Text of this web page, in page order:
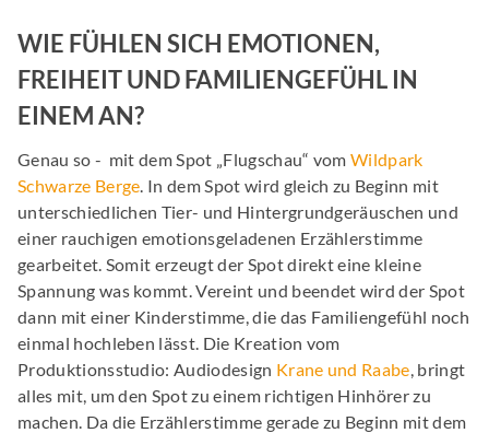
WIE FÜHLEN SICH EMOTIONEN,
FREIHEIT UND FAMILIENGEFÜHL IN
EINEM AN?
Genau so - mit dem Spot „Flugschau“ vomWildpark
Schwarze Berge. In dem Spot wird gleich zu Beginn mit
unterschiedlichen Tier- und Hintergrundgeräuschen und
einer rauchigen emotionsgeladenen Erzählerstimme
gearbeitet. Somit erzeugt der Spot direkt eine kleine
Spannung was kommt. Vereint und beendet wird der Spot
dann mit einer Kinderstimme, die das Familiengefühl noch
einmal hochleben lässt. Die Kreation vom
Produktionsstudio: Audiodesign Krane und Raabe, bringt
alles mit, um den Spot zu einem richtigen Hinhörer zu
machen. Da die Erzählerstimme gerade zu Beginn mit dem